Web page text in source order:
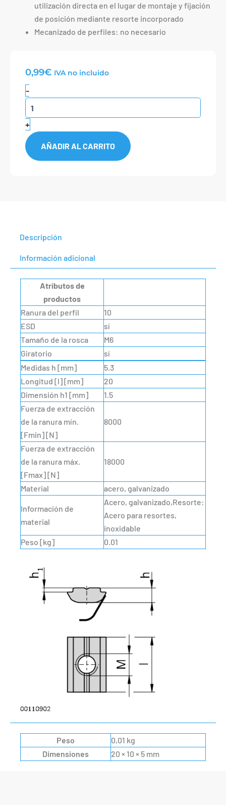
utilización directa en el lugar de montaje y fijación
de posición mediante resorte incorporado
Mecanizado de perfiles: no necesario
0,99€ IVA no incluido
-
deslizante
giratoria
con
resorte
ranura
,
+
AÑADIR AL CARRITO
Descripción
Información adicional
Atributos de
productos
Ranura del perfil
10
ESD
sí
Tamaño de la rosca
M6
Giratorio
sí
Medidas h [mm]
5.3
Longitud [l] [mm]
20
Dimensión h1 [mm]
1.5
Fuerza de extracción
de la ranura mín.
[Fmin] [N]
8000
Fuerza de extracción
de la ranura máx.
[Fmax] [N]
18000
Material acero, galvanizado
Información de
material
Acero, galvanizado,Resorte:
Acero para resortes,
inoxidable
Peso [kg]
0.01
Peso
0,01 kg
Dimensiones
20 × 10 × 5 mm